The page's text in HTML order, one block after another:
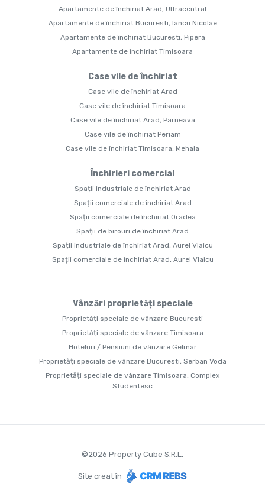
Apartamente de închiriat Arad, Ultracentral
Apartamente de închiriat Bucuresti, Iancu Nicolae
Apartamente de închiriat Bucuresti, Pipera
Apartamente de închiriat Timisoara
Case vile de închiriat
Case vile de închiriat Arad
Case vile de închiriat Timisoara
Case vile de închiriat Arad, Parneava
Case vile de închiriat Periam
Case vile de închiriat Timisoara, Mehala
Închirieri comercial
Spații industriale de închiriat Arad
Spații comerciale de închiriat Arad
Spații comerciale de închiriat Oradea
Spații de birouri de închiriat Arad
Spații industriale de închiriat Arad, Aurel Vlaicu
Spații comerciale de închiriat Arad, Aurel Vlaicu
Vânzări proprietăți speciale
Proprietăți speciale de vânzare Bucuresti
Proprietăți speciale de vânzare Timisoara
Hoteluri / Pensiuni de vânzare Gelmar
Proprietăți speciale de vânzare Bucuresti, Serban Voda
Proprietăți speciale de vânzare Timisoara, Complex
Studentesc
©2026 Property Cube S.R.L.
Site creat în